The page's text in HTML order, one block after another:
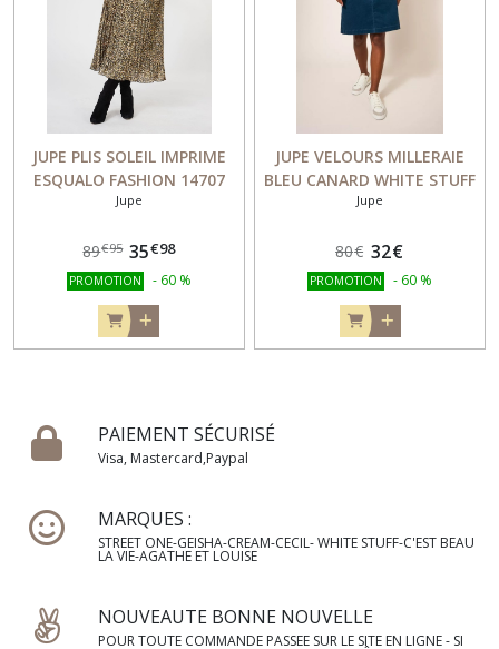
JUPE PLIS SOLEIL IMPRIME
ESQUALO FASHION 14707
Jupe
89€95 35€98
PROMOTION - 60 %
JUPE VELOURS MILLERAIE
BLEU CANARD WHITE STUFF
436775
Jupe
80€ 32€
PROMOTION - 60 %
PAIEMENT SÉCURISÉ
Visa, Mastercard,Paypal
MARQUES :
STREET ONE-GEISHA-CREAM-CECIL- WHITE STUFF-C'EST BEAU
LA VIE-AGATHE ET LOUISE
NOUVEAUTE BONNE NOUVELLE
POUR TOUTE COMMANDE PASSEE SUR LE SITE EN LIGNE - SI